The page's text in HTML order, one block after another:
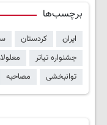
برچسب‌ها
ایران کردستان
جشنواره تیاتر
توانبخشی
مصاحبه